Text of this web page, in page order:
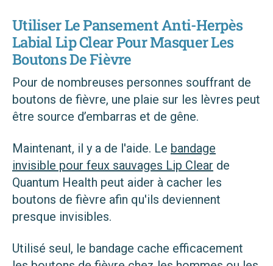
Utiliser Le Pansement Anti-Herpès
Labial Lip Clear Pour Masquer Les
Boutons De Fièvre
Pour de nombreuses personnes souffrant de
boutons de fièvre, une plaie sur les lèvres peut
être source d’embarras et de gêne.
Maintenant, il y a de l'aide. Le bandage
invisible pour feux sauvages Lip Clear de
Quantum Health peut aider à cacher les
boutons de fièvre afin qu'ils deviennent
presque invisibles.
Utilisé seul, le bandage cache efficacement